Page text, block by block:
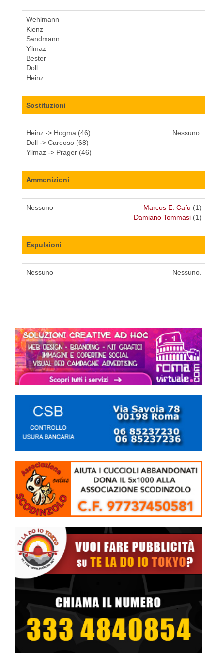
Wehlmann
Kienz
Sandmann
Yilmaz
Bester
Doll
Heinz
Sostituzioni
Heinz -> Hogma (46)
Doll -> Cardoso (68)
Yilmaz -> Prager (46)
Nessuno.
Ammonizioni
Nessuno Marcos E. Cafu (1)
Damiano Tommasi (1)
Espulsioni
Nessuno Nessuno.